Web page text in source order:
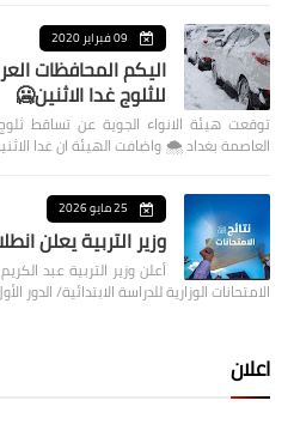
09 فبراير 2020
اليكم المحافظات
للثلوج غدا الاثنين🥶
توقعت هيئة الانواء الجوية عن تساقط
العاصمة بغداد ⁦🌨️⁩ واضافت الهيئة ان غدا الاثنين …
25 مايو 2026
وزير التربية يعلن
أعلن وزير التربية عبد
الامتحانات الوزارية للدراسة الابتدائية/ الدور
اعلان